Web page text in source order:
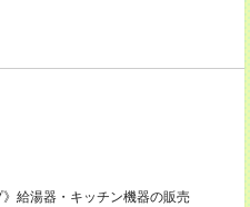
》給湯器・キッチン機器の販売